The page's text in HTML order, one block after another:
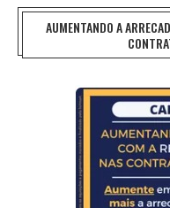
AUMENTANDO A